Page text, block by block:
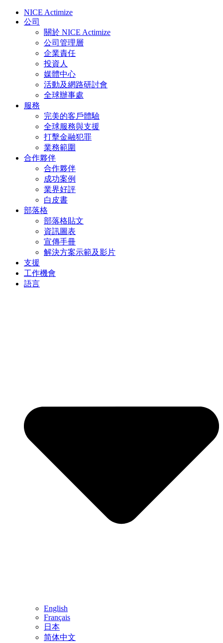
NICE Actimize
公司
關於 NICE Actimize
公司管理層
企業責任
投資人
媒體中心
活動及網路研討會
全球辦事處
服務
完美的客戶體驗
全球服務與支援
打擊金融犯罪
業務範圍
合作夥伴
合作夥伴
成功案例
業界好評
白皮書
部落格
部落格貼文
資訊圖表
宣傳手冊
解決方案示範及影片
支援
工作機會
語言
English
Français
日本
简体中文